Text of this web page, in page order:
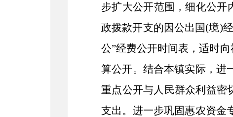
步扩大公开范围，细化公开
政拨款开支的因公出国(境)
公”经费公开时间表，适时
算公开。结合本镇实际，进
重点公开与人民群众利益密
支出。进一步巩固惠农资金